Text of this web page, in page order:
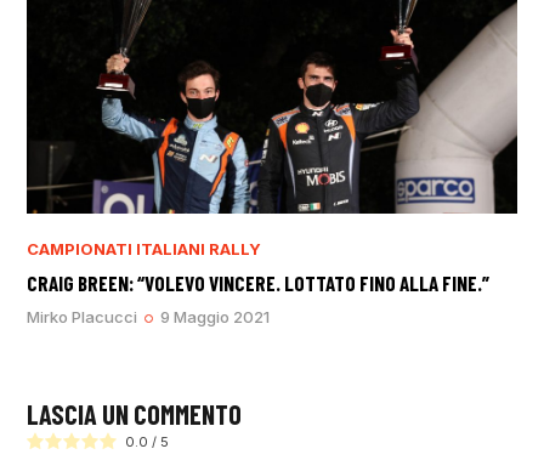
CAMPIONATI ITALIANI RALLY
CRAIG BREEN: “VOLEVO VINCERE. LOTTATO FINO ALLA FINE.”
Mirko Placucci 9 Maggio 2021
LASCIA UN COMMENTO
0.0 / 5